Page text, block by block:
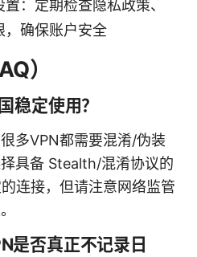
：定期检查隐私政策、
，确保账户安全
）
稳定使用？
多VPN都需要混淆/伪装
具备 Stealth/混淆协议的
连接，但请注意网络监管
是否真正不记录日